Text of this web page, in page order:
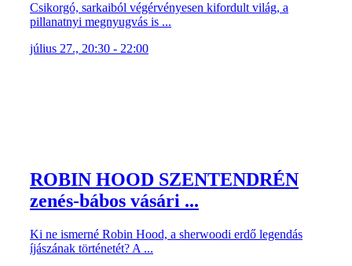
Csikorgó, sarkaiból végérvényesen kifordult világ, a
pillanatnyi megnyugvás is ...
július 27., 20:30 - 22:00
ROBIN HOOD SZENTENDRÉN
zenés-bábos vásári ...
Ki ne ismerné Robin Hood, a sherwoodi erdő legendás
íjászának történetét? A ...